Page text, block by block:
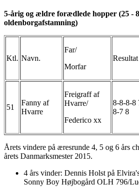
5-årig og ældre forædlede hopper (25 -
oldenborgafstamning)
Ktl. Navn.
Far/
Morfar
Resultat
51
Fanny af
Hvarre
Freigraff af
Hvarre/
Federico xx
8-8-8-8
8-7 8
Årets vindere på æresrunde 4, 5 og 6 års
årets Danmarksmester 2015.
4 års vinder: Dennis Holst på
Sonny Boy Højbogård OLH 796/